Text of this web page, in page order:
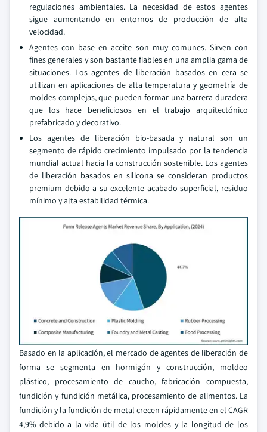
regulaciones ambientales. La necesidad de estos agentes
sigue aumentando en entornos de producción de alta
velocidad.
Agentes con base en aceite son muy comunes. Sirven con
fines generales y son bastante fiables en una amplia gama de
situaciones. Los agentes de liberación basados en cera se
utilizan en aplicaciones de alta temperatura y geometría de
moldes complejas, que pueden formar una barrera duradera
que los hace beneficiosos en el trabajo arquitectónico
prefabricado y decorativo.
Los agentes de liberación bio-basada y natural son un
segmento de rápido crecimiento impulsado por la tendencia
mundial actual hacia la construcción sostenible. Los agentes
de liberación basados en silicona se consideran productos
premium debido a su excelente acabado superficial, residuo
mínimo y alta estabilidad térmica.
Basado en la aplicación, el mercado de agentes de liberación de
forma se segmenta en hormigón y construcción, moldeo
plástico, procesamiento de caucho, fabricación compuesta,
fundición y fundición metálica, procesamiento de alimentos. La
fundición y la fundición de metal crecen rápidamente en el CAGR
4,9% debido a la vida útil de los moldes y la longitud de los